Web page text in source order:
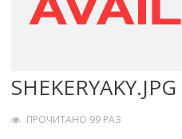
SHEKERYAKY.JPG
ПРОЧИТАНО 99 РАЗ